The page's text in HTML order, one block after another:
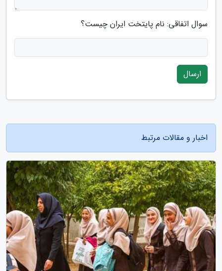
سوال اتفاقی: نام پایتخت ایران چیست؟
ارسال
اخبار و مقالات مرتبط